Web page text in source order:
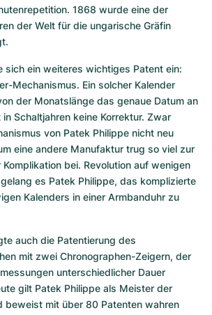
1868 wurde eine der
der Welt für die ungarische Gräfin
sich ein weiteres wichtiges Patent ein:
Mechanismus. Ein solcher Kalender
der Monatslänge das genaue Datum an
Schaltjahren keine Korrektur. Zwar
von Patek Philippe nicht neu
eine andere Manufaktur trug so viel zur
bei. Revolution auf wenigen
es Patek Philippe, das komplizierte
Kalenders in einer Armbanduhr zu
auch die Patentierung des
mit zwei Chronographen-Zeigern, der
unterschiedlicher Dauer
gilt Patek Philippe als Meister der
beweist mit über 80 Patenten wahren